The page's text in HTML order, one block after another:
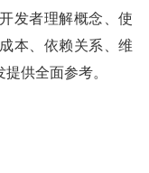
发者理解概念、使
本、依赖关系、维
供全面参考。